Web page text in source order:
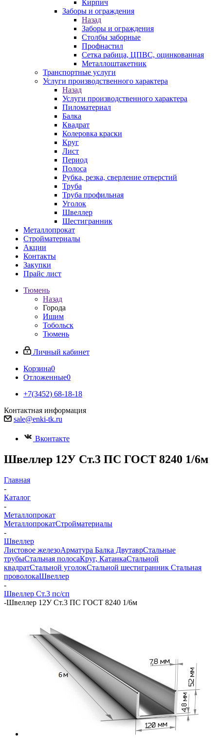
Кирпич
Заборы и ограждения
Назад
Заборы и ограждения
Столбы заборные
Профнастил
Сетка рабица, ЦПВС, оцинкованная
Металлоштакетник
Транспортные услуги
Услуги производственного характера
Назад
Услуги производственного характера
Пиломатериал
Балка
Квадрат
Колеровка краски
Круг
Лист
Период
Полоса
Рубка, резка, сверление отверстий
Труба
Труба профильная
Уголок
Швеллер
Шестигранник
Металлопрокат
Стройматериалы
Акции
Контакты
Закупки
Прайс лист
Тюмень
Назад
Города
Ишим
Тобольск
Тюмень
Личный кабинет
Корзина0
Отложенные0
+7(3452) 68-18-18
Контактная информация
sale@enki-tk.ru
Вконтакте
Швеллер 12У Ст.3 ПС ГОСТ 8240 1/6м
Главная
-
Каталог
-
Металлопрокат
МеталлопрокатСтройматериалы
-
Швеллер
Листовое железоАрматура Балка ДвутаврСтальные
трубыСтальная полосаКруг, КатанкаСтальной
квадратСтальной уголокСтальной шестигранник Стальная
проволокаШвеллер
-
Швеллер Ст.3 пс/сп
-Швеллер 12У Ст.3 ПС ГОСТ 8240 1/6м